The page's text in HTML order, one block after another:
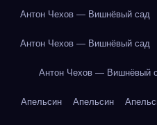
Антон Чехов — Вишнёвый сад
Антон Чехов — Вишнёвый сад
Антон Чехов — Вишнёвый
Апельсин Апельсин